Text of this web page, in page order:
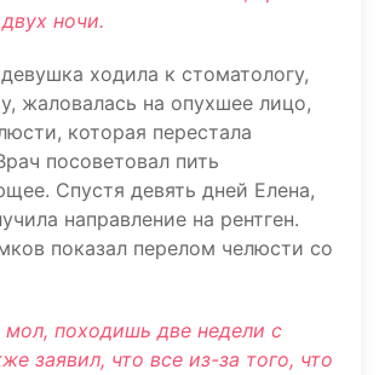
ночи.
ходила к стоматологу,
жаловалась на опухшее лицо,
которая перестала
посоветовал пить
Спустя девять дней Елена,
направление на рентген.
показал перелом челюсти со
мол, походишь две недели с
заявил, что все из-за того, что